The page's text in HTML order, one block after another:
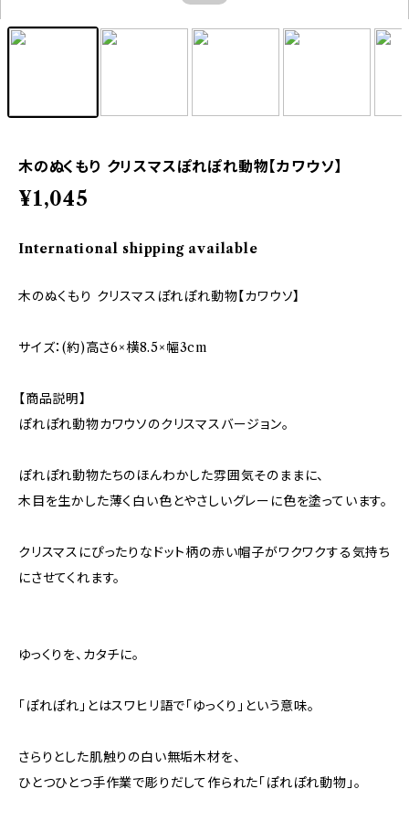
木のぬくもり クリスマスぽれぽれ動物【カワウソ】
¥1,045
International shipping available
木のぬくもり クリスマスぽれぽれ動物【カワウソ】
サイズ：(約)高さ6×横8.5×幅3cm
【商品説明】
ぽれぽれ動物カワウソのクリスマスバージョン。
ぽれぽれ動物たちのほんわかした雰囲気そのままに、
木目を生かした薄く白い色とやさしいグレーに色を塗っています。
クリスマスにぴったりなドット柄の赤い帽子がワクワクする気持ち
にさせてくれます。
ゆっくりを、カタチに。
「ぽれぽれ」とはスワヒリ語で「ゆっくり」という意味。
さらりとした肌触りの白い無垢木材を、
ひとつひとつ手作業で彫りだして作られた「ぽれぽれ動物」。